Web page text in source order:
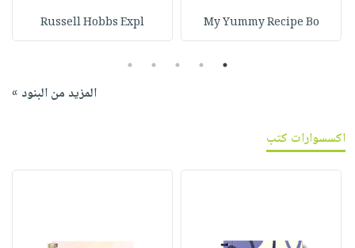
My Yummy Recipe Bo
Russell Hobbs Expl
1
2
3
4
5
المزيد من البنود »
اكسسوارات كتب